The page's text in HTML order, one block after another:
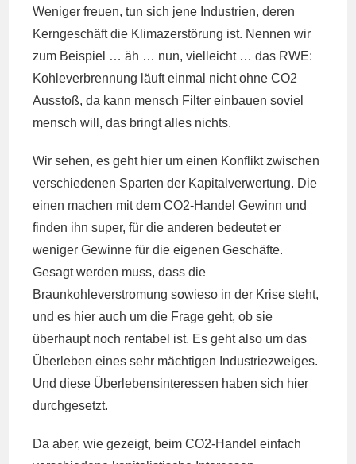
Weniger freuen, tun sich jene Industrien, deren
Kerngeschäft die Klimazerstörung ist. Nennen wir
zum Beispiel … äh … nun, vielleicht … das RWE:
Kohleverbrennung läuft einmal nicht ohne CO2
Ausstoß, da kann mensch Filter einbauen soviel
mensch will, das bringt alles nichts.
Wir sehen, es geht hier um einen Konflikt zwischen
verschiedenen Sparten der Kapitalverwertung. Die
einen machen mit dem CO2-Handel Gewinn und
finden ihn super, für die anderen bedeutet er
weniger Gewinne für die eigenen Geschäfte.
Gesagt werden muss, dass die
Braunkohleverstromung sowieso in der Krise steht,
und es hier auch um die Frage geht, ob sie
überhaupt noch rentabel ist. Es geht also um das
Überleben eines sehr mächtigen Industriezweiges.
Und diese Überlebensinteressen haben sich hier
durchgesetzt.
Da aber, wie gezeigt, beim CO2-Handel einfach